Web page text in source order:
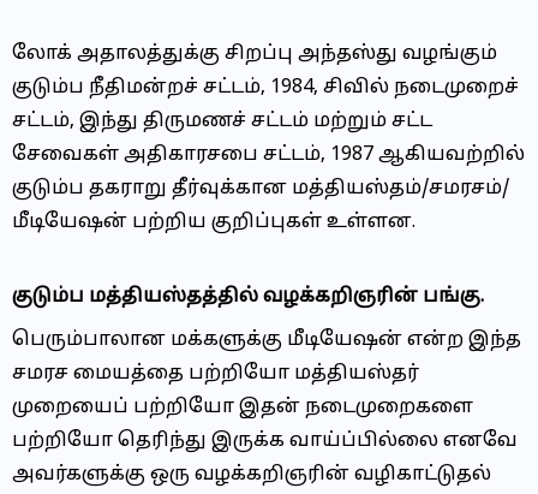
லோக் அதாலத்துக்கு சிறப்பு அந்தஸ்து வழங்கும்
குடும்ப நீதிமன்றச் சட்டம், 1984, சிவில் நடைமுறைச்
சட்டம், இந்து திருமணச் சட்டம் மற்றும் சட்ட
சேவைகள் அதிகாரசபை சட்டம், 1987 ஆகியவற்றில்
குடும்ப தகராறு தீர்வுக்கான மத்தியஸ்தம்/சமரசம்/
மீடியேஷன் பற்றிய குறிப்புகள் உள்ளன.
குடும்ப மத்தியஸ்தத்தில் வழக்கறிஞரின் பங்கு.
பெரும்பாலான மக்களுக்கு மீடியேஷன் என்ற இந்த
சமரச மையத்தை பற்றியோ மத்தியஸ்தர்
முறையைப் பற்றியோ இதன் நடைமுறைகளை
பற்றியோ தெரிந்து இருக்க வாய்ப்பில்லை எனவே
அவர்களுக்கு ஒரு வழக்கறிஞரின் வழிகாட்டுதல்